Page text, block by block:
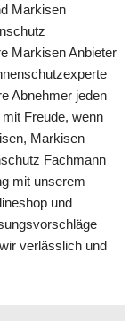
Markisen
Markisen Anbieter
Abnehmer jeden
Freude, wenn
Markisen
Fachmann
mit unserem
und
verlässlich und